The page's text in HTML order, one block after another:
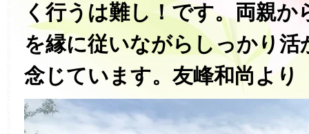
く行うは難し！です。両親か
を縁に従いながらしっかり
念じています。友峰和尚より